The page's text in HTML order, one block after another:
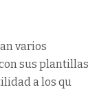
varios
sus plantillas
a los qu